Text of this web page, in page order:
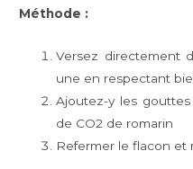
Méthode :
Versez directement
une en respectant
Ajoutez-y les gouttes
de CO2 de romarin
Refermer le flacon et